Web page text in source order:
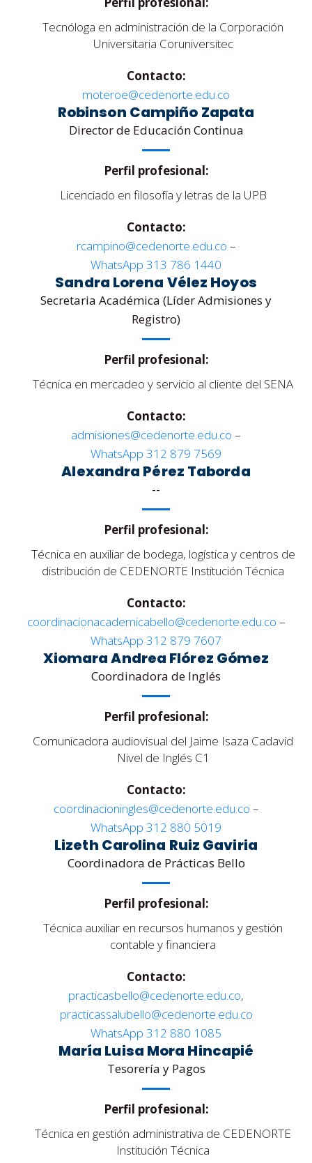
Tecnóloga en administración de la Corporación
Universitaria Coruniversitec
Contacto:
moteroe@cedenorte.edu.co
Robinson Campiño Zapata
Director de Educación Continua
Perfil profesional:
Licenciado en filosofía y letras de la UPB
Contacto:
rcampino@cedenorte.edu.co –
WhatsApp 313 786 1440
Sandra Lorena Vélez Hoyos
Secretaria Académica (Líder Admisiones y
Registro)
Perfil profesional:
Técnica en mercadeo y servicio al cliente del SENA
Contacto:
admisiones@cedenorte.edu.co –
WhatsApp 312 879 7569
Alexandra Pérez Taborda
--
Perfil profesional:
Técnica en auxiliar de bodega, logística y centros de
distribución de CEDENORTE Institución Técnica
Contacto:
coordinacionacademicabello@cedenorte.edu.co –
WhatsApp 312 879 7607
Xiomara Andrea Flórez Gómez
Coordinadora de Inglés
Perfil profesional:
Comunicadora audiovisual del Jaime Isaza Cadavid
Nivel de Inglés C1
Contacto:
coordinacioningles@cedenorte.edu.co –
WhatsApp 312 880 5019
Lizeth Carolina Ruiz Gaviria
Coordinadora de Prácticas Bello
Perfil profesional:
Técnica auxiliar en recursos humanos y gestión
contable y financiera
Contacto:
practicasbello@cedenorte.edu.co,
practicassalubello@cedenorte.edu.co
WhatsApp 312 880 1085
María Luisa Mora Hincapié
Tesorería y Pagos
Perfil profesional:
Técnica en gestión administrativa de CEDENORTE
Institución Técnica